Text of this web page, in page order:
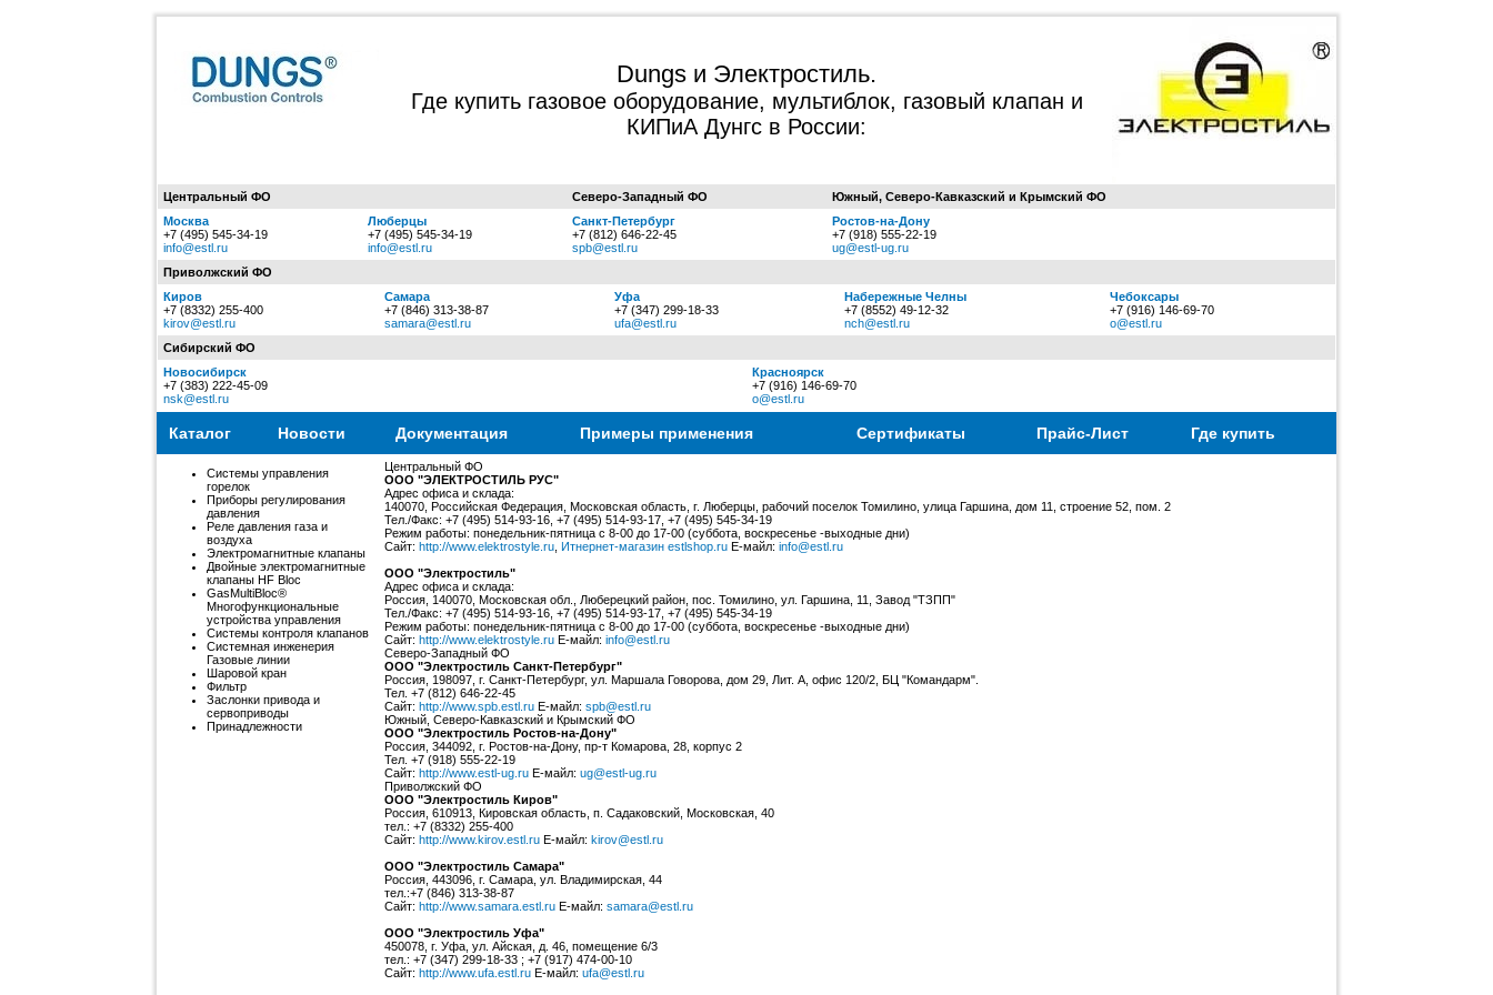
Dungs и Электростиль.
Где купить газовое оборудование, мультиблок, газовый клапан и
КИПиА Дунгс в России:
Центральный ФО Северо-Западный ФО
Южный, Северо-Кавказский и Крымский ФО
Москва
+7 (495) 545-34-19
info@estl.ru
Люберцы
+7 (495) 545-34-19
info@estl.ru
Санкт-Петербург
+7 (812) 646-22-45
spb@estl.ru
Ростов-на-Дону
+7 (918) 555-22-19
ug@estl-ug.ru
Приволжский ФО
Киров
+7 (8332) 255-400
kirov@estl.ru
Самара
+7 (846) 313-38-87
samara@estl.ru
Уфа
+7 (347) 299-18-33
ufa@estl.ru
Набережные Челны
+7 (8552) 49-12-32
nch@estl.ru
Чебоксары
+7 (916) 146-69-70
o@estl.ru
Сибирский ФО
Новосибирск
+7 (383) 222-45-09
nsk@estl.ru
Красноярск
+7 (916) 146-69-70
o@estl.ru
Каталог Новости Документация Примеры применения Сертификаты Прайс-Лист Где купить
Системы управления
горелок
Приборы регулирования
давления
Реле давления газа и
воздуха
Электромагнитные клапаны
Двойные электромагнитные
клапаны HF Bloc
GasMultiBloc®
Многофункциональные
устройства управления
Системы контроля клапанов
Системная инженерия
Газовые линии
Шаровой кран
Фильтр
Заслонки привода и
сервоприводы
Принадлежности
Центральный ФО
ООО "ЭЛЕКТРОСТИЛЬ РУС"
Адрес офиса и склада:
140070, Российская Федерация, Московская область, г. Люберцы, рабочий поселок Томилино, улица Гаршина, дом 11, строение 52, пом. 2
Тел./Факс: +7 (495) 514-93-16, +7 (495) 514-93-17, +7 (495) 545-34-19
Режим работы: понедельник-пятница с 8-00 до 17-00 (суббота, воскресенье -выходные дни)
Сайт: http://www.elektrostyle.ru Итнернет-магазин estlshop.ru Е-майл: info@estl.ru
ООО "Электростиль"
Адрес офиса и склада:
Россия, 140070, Московская обл., Люберецкий район, пос. Томилино, ул. Гаршина, 11, Завод "ТЗПП"
Тел./Факс: +7 (495) 514-93-16, +7 (495) 514-93-17, +7 (495) 545-34-19
Режим работы: понедельник-пятница с 8-00 до 17-00 (суббота, воскресенье -выходные дни)
Сайт: http://www.elektrostyle.ru Е-майл: info@estl.ru
Северо-Западный ФО
ООО "Электростиль Санкт-Петербург"
Россия, 198097, г. Санкт-Петербург, ул. Маршала Говорова, дом 29, Лит. А, офис 120/2, БЦ "Командарм".
Тел. +7 (812) 646-22-45
Сайт: http://www.spb.estl.ru Е-майл: spb@estl.ru
Южный, Северо-Кавказский и Крымский ФО
ООО "Электростиль Ростов-на-Дону"
Россия, 344092, г. Ростов-на-Дону, пр-т Комарова, 28, корпус 2
Тел. +7 (918) 555-22-19
Сайт: http://www.estl-ug.ru Е-майл: ug@estl-ug.ru
Приволжский ФО
ООО "Электростиль Киров"
Россия, 610913, Кировская область, п. Садаковский, Московская, 40
тел.: +7 (8332) 255-400
Сайт: http://www.kirov.estl.ru Е-майл: kirov@estl.ru
ООО "Электростиль Самара"
Россия, 443096, г. Самара, ул. Владимирская, 44
тел.:+7 (846) 313-38-87
Сайт: http://www.samara.estl.ru Е-майл: samara@estl.ru
ООО "Электростиль Уфа"
450078, г. Уфа, ул. Айская, д. 46, помещение 6/3
тел.: +7 (347) 299-18-33 ; +7 (917) 474-00-10
Сайт: http://www.ufa.estl.ru Е-майл: ufa@estl.ru